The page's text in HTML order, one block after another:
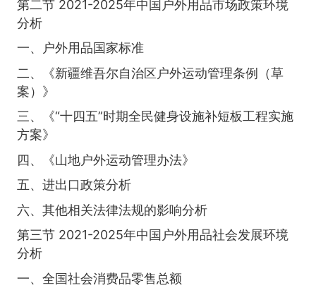
第二节 2021-2025年中国户外用品市场政策环境
分析
一、户外用品国家标准
二、《新疆维吾尔自治区户外运动管理条例（草
案）》
三、《“十四五”时期全民健身设施补短板工程实施
方案》
四、《山地户外运动管理办法》
五、进出口政策分析
六、其他相关法律法规的影响分析
第三节 2021-2025年中国户外用品社会发展环境
分析
一、全国社会消费品零售总额